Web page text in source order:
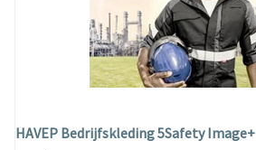
HAVEP Bedrijfskleding 5Safety Image+